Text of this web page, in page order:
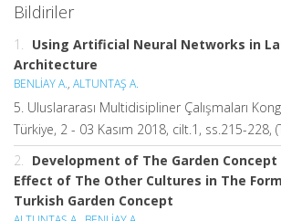
Bildiriler
1. Using Artificial Neural Networks in
Architecture
BENLİAY A., ALTUNTAŞ A.
5. Uluslararası Multidisipliner Çalışmaları
Türkiye, 2 - 03 Kasım 2018, cilt.1, ss.215-228,
2. Development of The Garden Concept
Effect of The Other Cultures in The
Turkish Garden Concept